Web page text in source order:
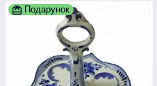
Подарунок